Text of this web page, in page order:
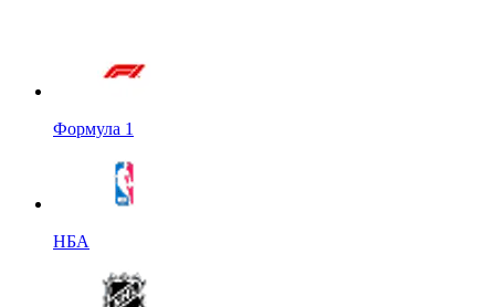
Формула 1
НБА